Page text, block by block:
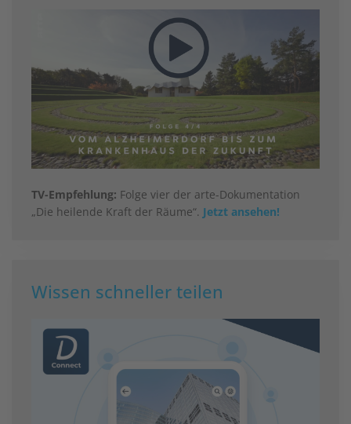
TV-Empfehlung: Folge vier der arte-Dokumentation
„Die heilende Kraft der Räume“. Jetzt ansehen!
Wissen schneller teilen